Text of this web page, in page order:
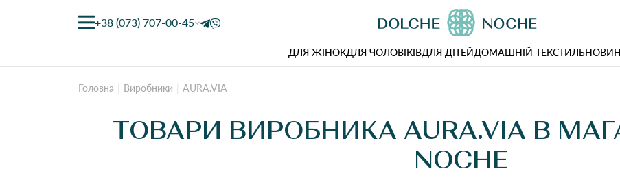
+38 (073) 707-00-45
ДЛЯ ЖІНОКДЛЯ ЧОЛОВІКІВДЛЯ ДІТЕЙДОМАШНІЙ ТЕКСТИЛЬ
Головна Виробники AURA.VIA
ТОВАРИ ВИРОБНИКА AURA.VIA В
NOCHE